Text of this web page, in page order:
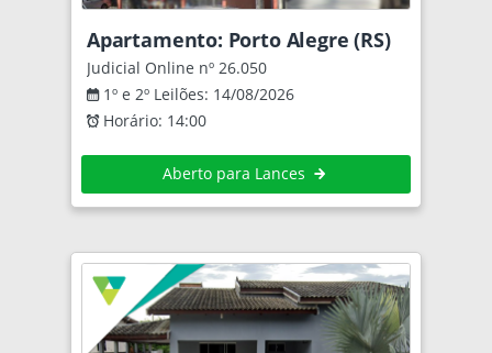
Apartamento: Porto Alegre (RS)
Judicial Online nº 26.050
1º e 2º Leilões: 14/08/2026
Horário: 14:00
Aberto para Lances